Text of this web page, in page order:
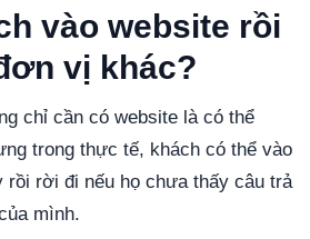
vào website rồi
vị khác?
chỉ cần có website là có thể
trong thực tế, khách có thể vào
rồi rời đi nếu họ chưa thấy câu trả
mình.